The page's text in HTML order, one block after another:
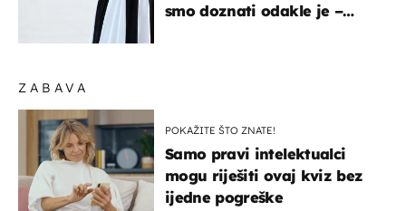
ZABAVA
POKAŽITE ŠTO ZNATE!
Samo pravi intelektualci
mogu riješiti ovaj kviz bez
ijedne pogreške
smo doznati odakle je –